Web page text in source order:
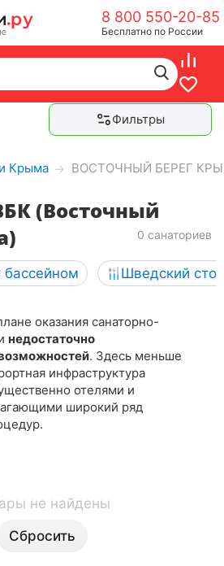
8 800 550-20-85
Бесплатно по России
Фильтры
Крыма → ВОСТОЧНЫЙ БЕРЕГ
(Восточный
0 санаториев
бассейном Шведский стол
оказания санаторно-
недостаточно
. Здесь меньше
инфраструктура
отелями и
широкий ряд
не найдены
Сбросить